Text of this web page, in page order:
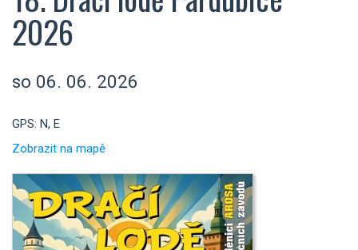
2026
so 06. 06. 2026
GPS: N, E
Zobrazit na mapě